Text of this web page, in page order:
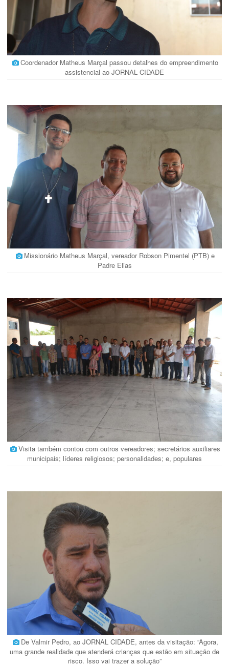
Coordenador Matheus Marçal passou detalhes do empreendimento
assistencial ao JORNAL CIDADE
Missionário Matheus Marçal, vereador Robson Pimentel (PTB) e
Padre Elias
Visita também contou com outros vereadores; secretários auxiliares
municipais; líderes religiosos; personalidades; e, populares
De Valmir Pedro, ao JORNAL CIDADE, antes da visitação: “Agora,
uma grande realidade que atenderá crianças que estão em situação de
risco. Isso vai trazer a solução”